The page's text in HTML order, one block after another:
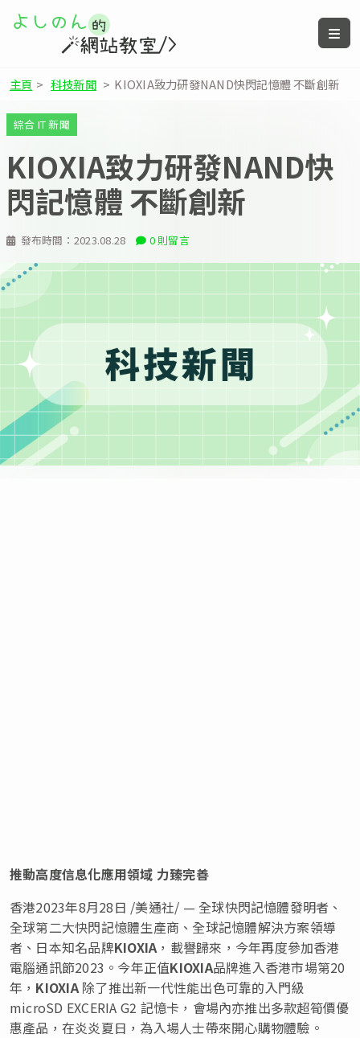
主頁 > 科技新聞 > KIOXIA致力研發NAND快閃記憶體 不斷創新
發布時間： 2023.08.28 0 則留言
綜合 IT 新聞
KIOXIA致力研發NAND快
閃記憶體 不斷創新
推動高度信息化應用領域 力臻完善
香港2023年8月28日 /美通社/ — 全球快閃記憶體發明者、
全球第二大快閃記憶體生產商、全球記憶體解決方案領導
者、日本知名品牌KIOXIA，載譽歸來，今年再度參加香港
電腦通訊節2023。今年正值KIOXIA品牌進入香港市場第20
年， KIOXIA除了推出新一代性能出色可靠的入門級
microSD EXCERIA G2 記憶卡，會場內亦推出多款超筍價優
惠產品，在炎炎夏日，為入場人士帶來開心購物體驗。